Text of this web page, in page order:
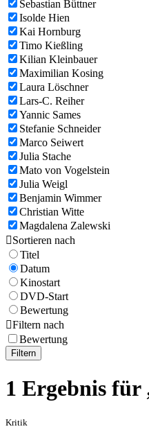
Sebastian Büttner
Isolde Hien
Kai Hornburg
Timo Kießling
Kilian Kleinbauer
Maximilian Kosing
Laura Löschner
Lars-C. Reiher
Yannic Sames
Stefanie Schneider
Marco Seiwert
Julia Stache
Mato von Vogelstein
Julia Weigl
Benjamin Wimmer
Christian Witte
Magdalena Zalewski
Sortieren nach
Titel
Datum
Kinostart
DVD-Start
Bewertung
Filtern nach
Bewertung
Filtern
1 Ergebnis für
Kritik